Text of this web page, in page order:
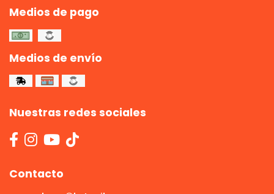
Medios de pago
Medios de envío
Nuestras redes sociales
Contacto